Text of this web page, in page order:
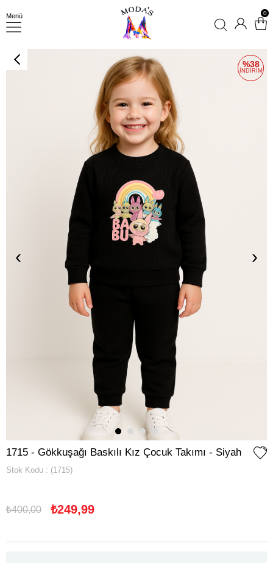
Menü 0
‹ ›
38
1715 - Gökkuşağı Baskılı Kız Çocuk Takımı - Siyah
Stok Kodu (1715)
₺400,00 ₺249,99